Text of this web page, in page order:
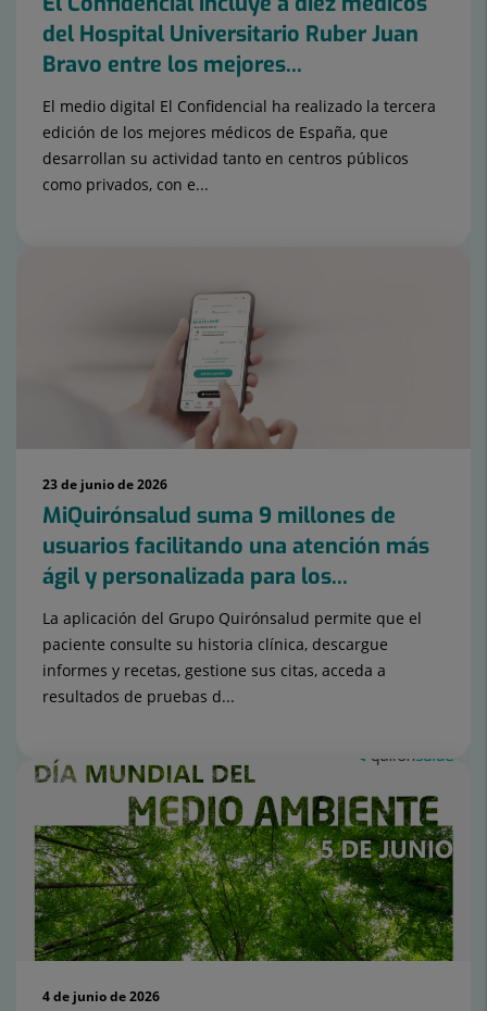
del Hospital Universitario Ruber Juan
Bravo entre los mejores...
El medio digital El Confidencial ha realizado la tercera
edición de los mejores médicos de España, que
desarrollan su actividad tanto en centros públicos
como privados, con e...
23 de junio de 2026
MiQuirónsalud suma 9 millones de
usuarios facilitando una atención más
ágil y personalizada para los...
La aplicación del Grupo Quirónsalud permite que el
paciente consulte su historia clínica, descargue
informes y recetas, gestione sus citas, acceda a
resultados de pruebas d...
4 de junio de 2026